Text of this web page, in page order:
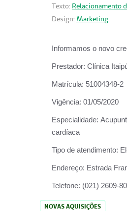
Texto: Relacionamento
Design: Marketing
Informamos o novo
Prestador: Clínica
Matrícula: 51004348-2
Vigência: 01/05/2020
Especialidade:
cardíaca
Tipo de atendimento:
Endereço: Estrada
Telefone: (021) 2609-
NOVAS AQUISIÇÕES